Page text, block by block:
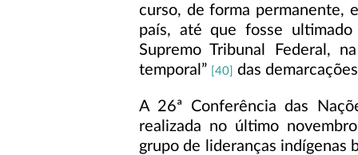
curso, de forma permanente,
país, até que fosse
Supremo Tribunal Federal,
temporal”
[40] das
A 26ª Conferência das
realizada no último
grupo de lideranças indígenas